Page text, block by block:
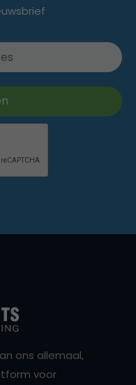
ons allemaal,
voor